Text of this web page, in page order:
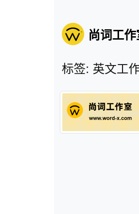
尚词工
标签: 英文工